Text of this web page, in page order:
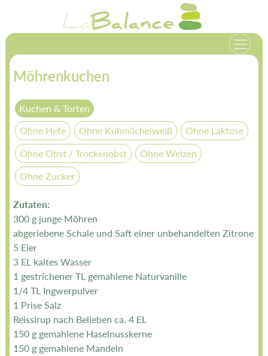
springen
LaBalance
Möhrenkuchen
Kuchen & Torten
Ohne Hefe
Ohne Kuhmilcheiweiß
Ohne Laktose
Ohne Obst / Trockenobst
Ohne Weizen
Ohne Zucker
Zutaten:
300 g junge Möhren
abgeriebene Schale und Saft einer unbehandelten Zitrone
5 Eier
3 EL kaltes Wasser
1 gestrichener TL gemahlene Naturvanille
1/4 TL Ingwerpulver
1 Prise Salz
Reissirup nach Belieben ca. 4 EL
150 g gemahlene Haselnusskerne
150 g gemahlene Mandeln